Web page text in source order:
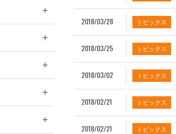
2018/03/28 トピックス
2018/03/25 トピックス
2018/03/02 トピックス
2018/02/21 トピックス
2018/02/21 トピックス